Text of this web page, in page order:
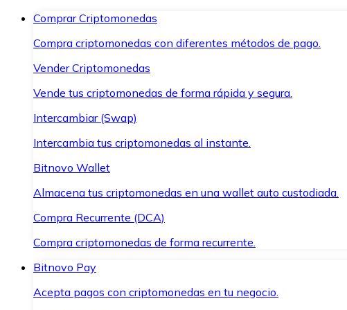
Comprar Criptomonedas
Compra criptomonedas con diferentes métodos de pago.
Vender Criptomonedas
Vende tus criptomonedas de forma rápida y segura.
Intercambiar (Swap)
Intercambia tus criptomonedas al instante.
Bitnovo Wallet
Almacena tus criptomonedas en una wallet auto custodiada.
Compra Recurrente (DCA)
Compra criptomonedas de forma recurrente.
Bitnovo Pay
Acepta pagos con criptomonedas en tu negocio.